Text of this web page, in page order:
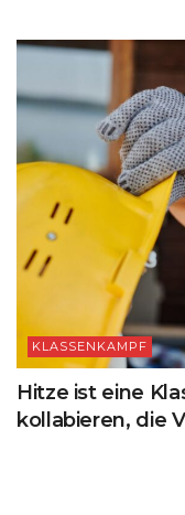
KLASSENKAMPF
Hitze ist eine
kollabieren, die